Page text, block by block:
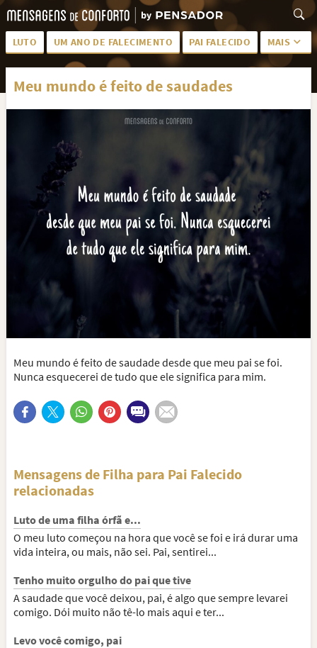
LUTO UM ANO DE FALECIMENTO PAI FALECIDO MAIS
LUTO PARA AMIGA PALAVRAS
PÊSAMES PARA AMIGA
MEUS SENTIMENTOS
FRASES DE LUTO PARA AMIGO FIM DE NAMORO
TODAS AS CATEGORIAS
Meu mundo é feito de saudades
Meu mundo é feito de saudade desde que meu pai se foi.
Nunca esquecerei de tudo que ele significa para mim.
Mensagens de Filha para Pai Falecido
relacionadas
Luto de uma filha órfã e...
O meu luto começou na hora que você se foi e irá durar uma
vida inteira, ou mais, não sei. Pai, sentirei...
Tenho muito orgulho do pai que tive
A saudade que você deixou, pai, é algo que sempre levarei
comigo. Dói muito não tê-lo mais aqui e ter...
Levo você comigo, pai